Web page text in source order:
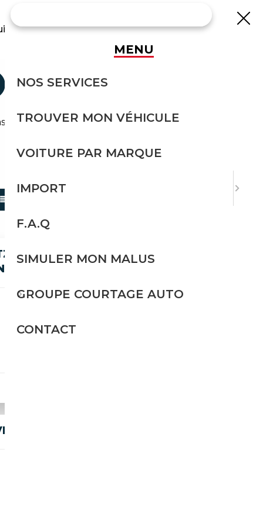
effort avec Courtage Auto.
TRIER PAR
507 CH (373 kW)
MENU
NOS SERVICES
TROUVER MON VÉHICULE
VOITURE PAR MARQUE
IMPORT
F.A.Q
SIMULER MON MALUS
GROUPE COURTAGE AUTO
CONTACT